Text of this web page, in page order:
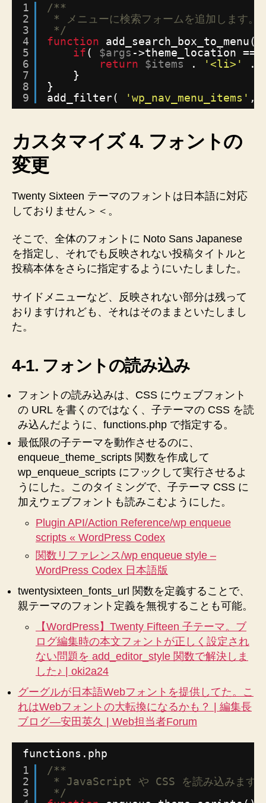
1
2
3
4
5
6
7
8
9
/**
* メニューに検索フォームを追加します。
*/
function
add_search_box_to_menu(
if( $args ->theme_location ==
return
$items . '<li>'
.
}
}
add_filter(
'wp_nav_menu_items' ,
カスタマイズ 4. フォントの
変更
Twenty Sixteen テーマのフォントは日本語に対応
しておりません＞＜。
そこで、全体のフォントに Noto Sans Japanese
を指定し、それでも反映されない投稿タイトルと
投稿本体をさらに指定するようにいたしました。
サイドメニューなど、反映されない部分は残って
おりますけれども、それはそのままといたしまし
た。
4-1. フォントの読み込み
フォントの読み込みは、CSS にウェブフォント
の URL を書くのではなく、子テーマの CSS を読
み込んだように、functions.php で指定する。
最低限の子テーマを動作させるのに、
enqueue_theme_scripts 関数を作成して
wp_enqueue_scripts にフックして実行させるよ
うにした。このタイミングで、子テーマ CSS に
加えウェブフォントも読みこむようにした。
Plugin API/Action Reference/wp enqueue
scripts « WordPress Codex
関数リファレンス/wp enqueue style –
WordPress Codex 日本語版
twentysixteen_fonts_url 関数を定義することで、
親テーマのフォント定義を無視することも可能。
【WordPress】Twenty Fifteen 子テーマ。ブ
ログ編集時の本文フォントが正しく設定され
ない問題を add_editor_style 関数で解決しま
した♪ | oki2a24
グーグルが日本語Webフォントを提供してた。こ
れはWebフォントの大転換になるかも？ | 編集長
ブログ―安田英久 | Web担当者Forum
functions.php
1
2
3
/**
* JavaScript や CSS を読み込みます
*/